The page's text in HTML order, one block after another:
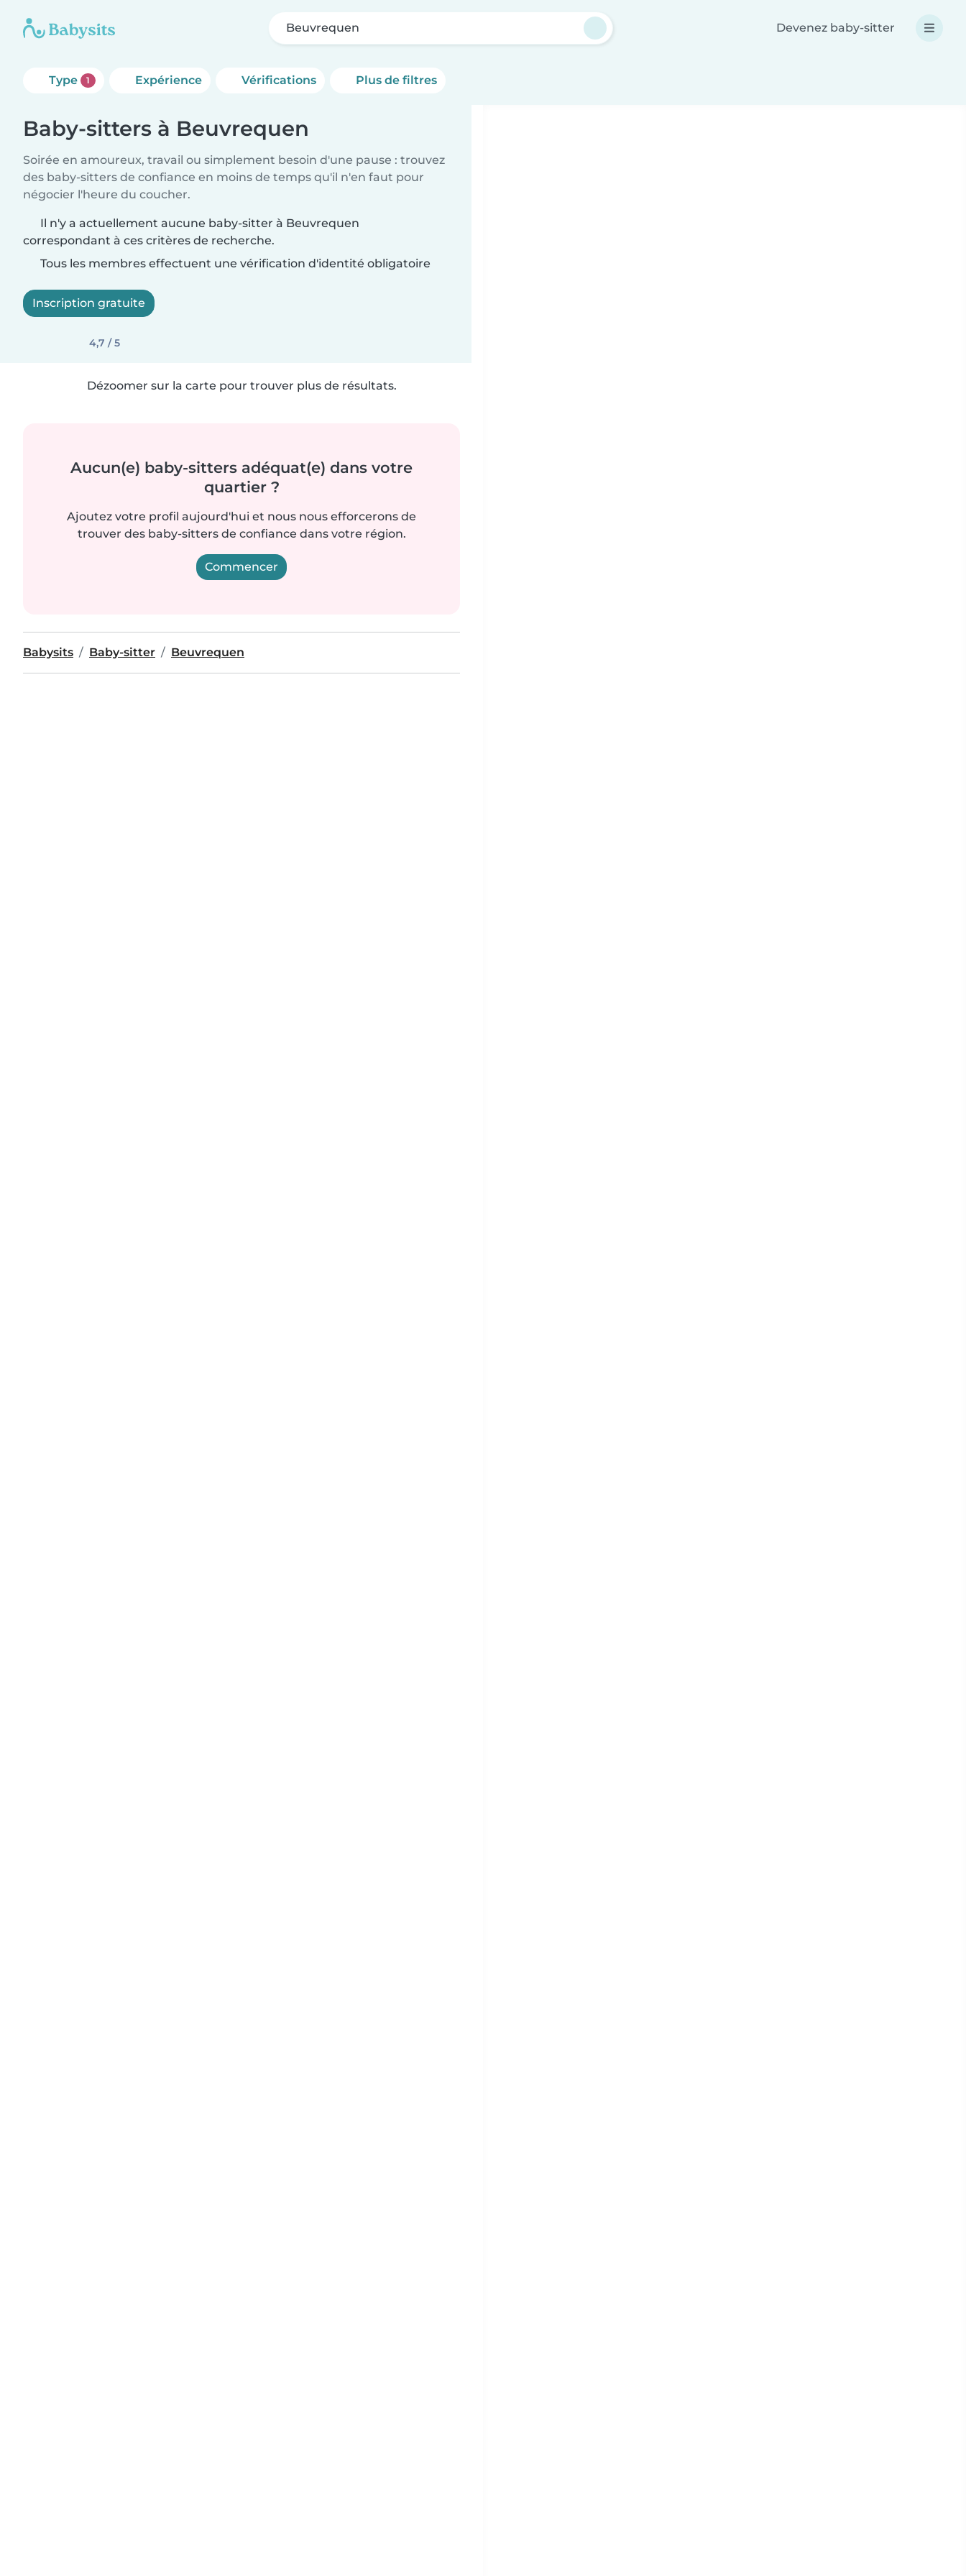
Beuvrequen Devenez baby-sitter
Type 1 Expérience Vérifications Plus de filtres
Baby-sitters à Beuvrequen
Soirée en amoureux, travail ou simplement besoin d'une pause : trouvez
des baby-sitters de confiance en moins de temps qu'il n'en faut pour
négocier l'heure du coucher.
Il n'y a actuellement aucune baby-sitter à Beuvrequen
correspondant à ces critères de recherche.
Tous les membres effectuent une vérification d'identité obligatoire
Inscription gratuite
4,7 / 5
Dézoomer sur la carte pour trouver plus de résultats.
Aucun(e) baby-sitters adéquat(e) dans votre
quartier ?
Ajoutez votre profil aujourd'hui et nous nous efforcerons de
trouver des baby-sitters de confiance dans votre région.
Commencer
Babysits Baby-sitter Beuvrequen